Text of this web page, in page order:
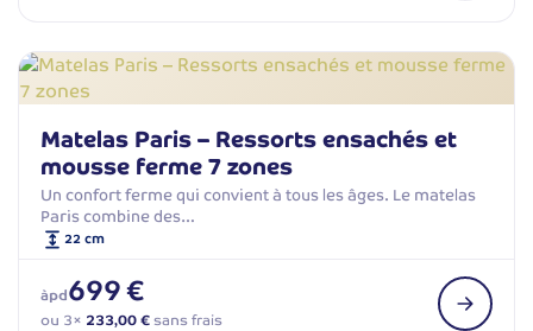
Matelas Paris – Ressorts ensachés et
mousse ferme 7 zones
Un confort ferme qui convient à tous les âges. Le matelas
Paris combine des…
22 cm
àpd699 €
ou 3× 233,00 €sans frais